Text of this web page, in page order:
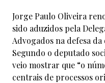
Jorge Paulo Oliveira
sido aduzidos pela
Advogados na defesa
Segundo o deputado
veio mostrar que “o
centrais de processos